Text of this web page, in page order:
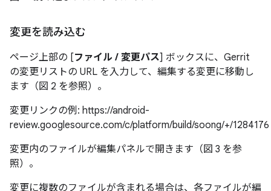
変更を読み込む
ページ上部の [ファイル / 変更パス] ボックスに、Gerrit
の変更リストの URL を入力して、編集する変更に移動し
ます（図 2 を参照）。
変更リンクの例: https://android-
review.googlesource.com/c/platform/build/soong/+/1284176
変更内のファイルが編集パネルで開きます（図 3 を参
照）。
変更に複数のファイルが含まれる場合は、各ファイルが編